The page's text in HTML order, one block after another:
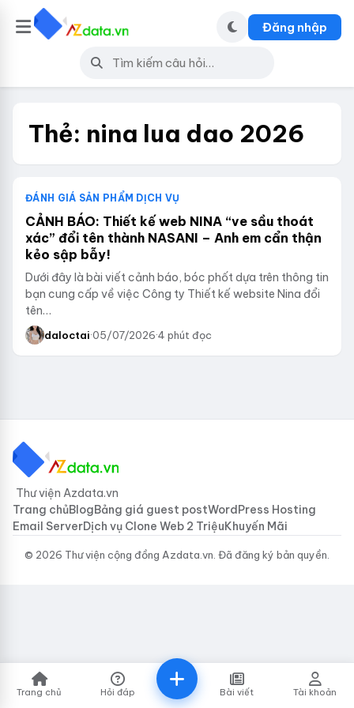
Đăng nhập
Thẻ: nina lua dao 2026
ĐÁNH GIÁ SẢN PHẨM DỊCH VỤ
CẢNH BÁO: Thiết kế web NINA “ve sầu thoát
xác” đổi tên thành NASANI – Anh em cẩn thận
kẻo sập bẫy!
Dưới đây là bài viết cảnh báo, bóc phốt dựa trên thông tin
bạn cung cấp về việc Công ty Thiết kế website Nina đổi
tên…
daloctai·05/07/2026·4 phút đọc
Thư viện Azdata.vn
Trang chủBlogBảng giá guest postWordPress Hosting
Email ServerDịch vụ Clone Web 2 TriệuKhuyến Mãi
© 2026 Thư viện cộng đồng Azdata.vn. Đã đăng ký bản quyền.
Trang chủ Hỏi đáp Bài viết Tài khoản